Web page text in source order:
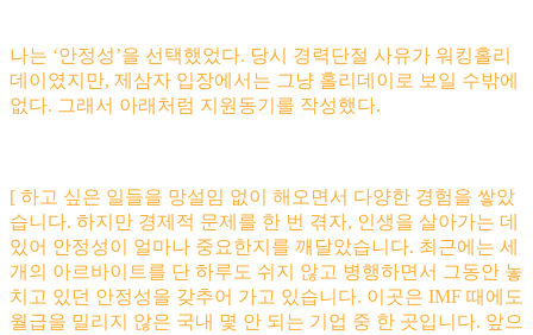
나는 ‘안정성’을 선택했었다. 당시 경력단절 사유가 워킹홀리
데이였지만, 제삼자 입장에서는 그냥 홀리데이로 보일 수밖에
없다. 그래서 아래처럼 지원동기를 작성했다.
[ 하고 싶은 일들을 망설임 없이 해오면서 다양한 경험을 쌓았
습니다. 하지만 경제적 문제를 한 번 겪자, 인생을 살아가는 데
있어 안정성이 얼마나 중요한지를 깨달았습니다. 최근에는 세
개의 아르바이트를 단 하루도 쉬지 않고 병행하면서 그동안 놓
치고 있던 안정성을 갖추어 가고 있습니다. 이곳은 IMF 때에도
월급을 밀리지 않은 국내 몇 안 되는 기업 중 한 곳입니다. 앞으